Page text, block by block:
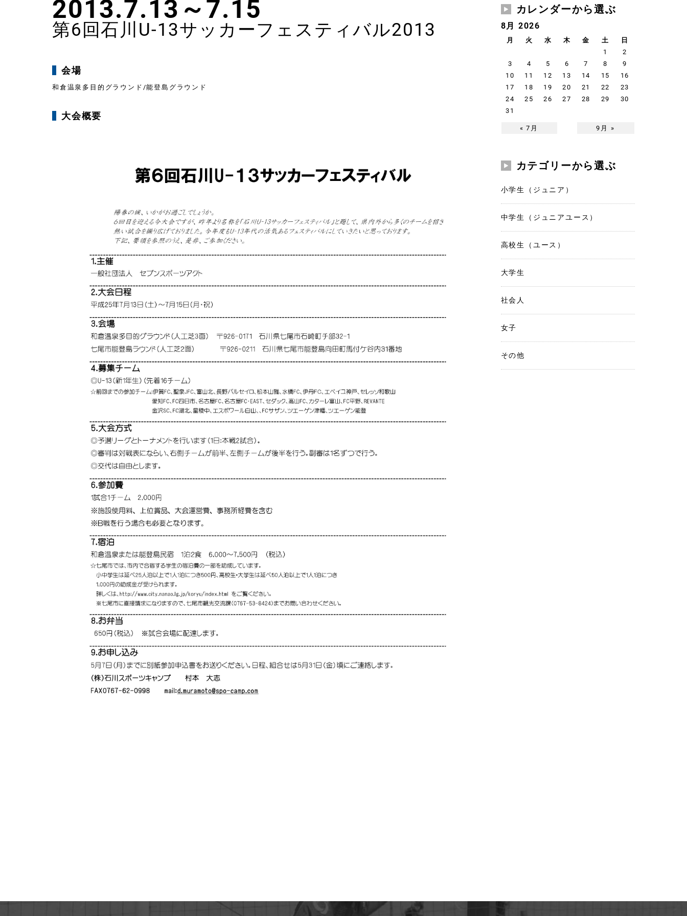
2013.7.13～7.15
第6回石川U-13サッカーフェスティバル2013
会場
和倉温泉多目的グラウンド/能登島グラウンド
大会概要
カレンダーから選ぶ
8月 2026
月 火 水 木 金 土
日
1
2
3
4 5 6 7 8
9
10
11 12 13 14 15
16
17
18 19 20 21 22
23
24
25 26 27 28 29
30
31
« 7月 9月 »
カテゴリーから選ぶ
小学生（ジュニア）
中学生（ジュニアユース）
高校生（ユース）
大学生
社会人
女子
その他